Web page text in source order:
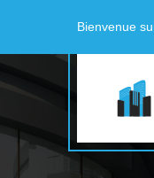
Bienvenue